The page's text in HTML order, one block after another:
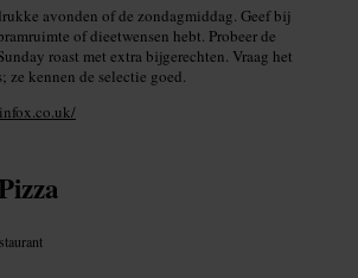
avonden of de zondagmiddag. Geef bij
of dieetwensen hebt. Probeer de
roast met extra bijgerechten. Vraag het
ze kennen de selectie goed.